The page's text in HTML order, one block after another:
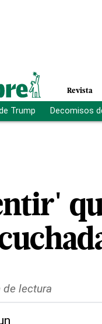
Revista
Trump Decomisos
de lectura